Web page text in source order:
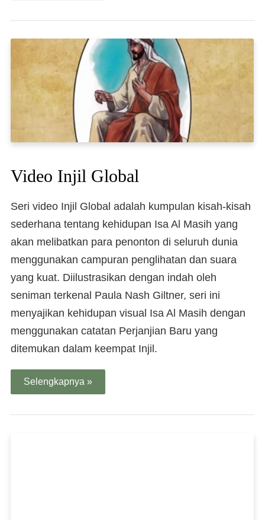
Video Injil Global
Seri video Injil Global adalah kumpulan kisah-kisah
sederhana tentang kehidupan Isa Al Masih yang
akan melibatkan para penonton di seluruh dunia
menggunakan campuran penglihatan dan suara
yang kuat. Diilustrasikan dengan indah oleh
seniman terkenal Paula Nash Giltner, seri ini
menyajikan kehidupan visual Isa Al Masih dengan
menggunakan catatan Perjanjian Baru yang
ditemukan dalam keempat Injil.
Selengkapnya »